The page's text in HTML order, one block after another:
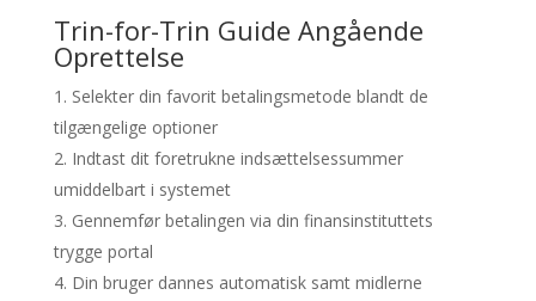
Trin-for-Trin Guide Angående
Oprettelse
Selekter din favorit betalingsmetode blandt de
tilgængelige optioner
Indtast dit foretrukne indsættelsessummer
umiddelbart i systemet
Gennemfør betalingen via din finansinstituttets
trygge portal
Din bruger dannes automatisk samt midlerne